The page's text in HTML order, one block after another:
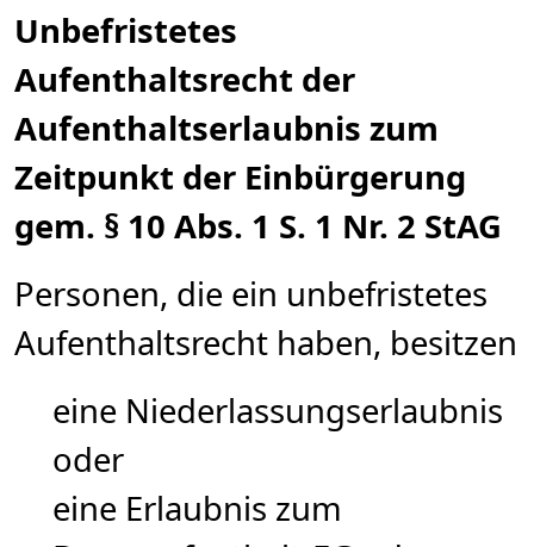
Unbefristetes
Aufenthaltsrecht der
Aufenthaltserlaubnis zum
Zeitpunkt der Einbürgerung
gem. § 10 Abs. 1 S. 1 Nr. 2 StAG
Personen, die ein unbefristetes
Aufenthaltsrecht haben, besitzen
eine Niederlassungserlaubnis
oder
eine Erlaubnis zum